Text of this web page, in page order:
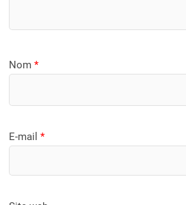
Nom*
E-mail*